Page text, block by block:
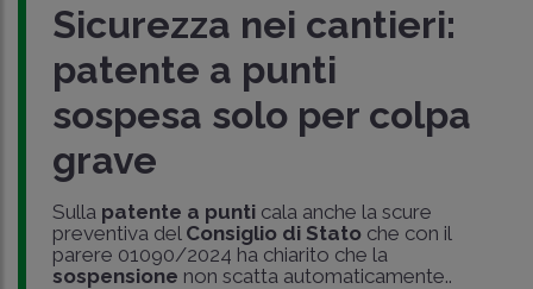
Sicurezza nei cantieri:
patente a punti
sospesa solo per colpa
grave
Sulla patente a punticala anche la scure
preventiva del Consiglio di Stato che con il
parere 01090/2024 ha chiarito che la
sospensione non scatta automaticamente..